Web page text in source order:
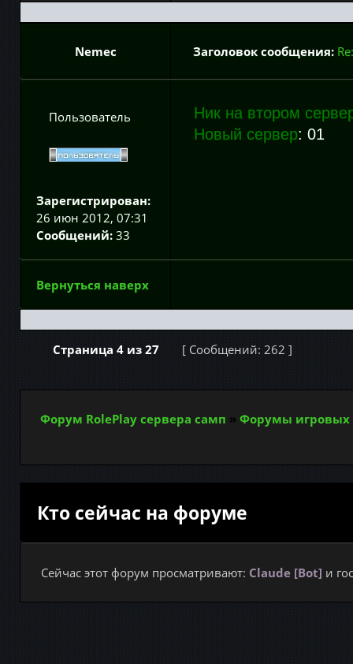
Nemec Заголовок сообщения:
Пользователь
Зарегистрирован:
26 июн 2012, 07:31
Сообщений: 33
Ник на втором
Новый сервер: 01
Вернуться наверх
Страница 4 из 27 [ Сообщений: 262 ]
Форум RolePlay сервера самп » Форумы игровых
Кто сейчас на форуме
Сейчас этот форум просматривают: Claude [Bot] и